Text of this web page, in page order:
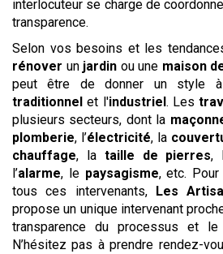
interlocuteur se charge de
transparence.
Selon vos besoins et les
rénover un jardin ou une maison
peut être de donner un style
traditionnel et l'industriel . Les
plusieurs secteurs, dont la
plomberie, l’électricité, la
chauffage, la taille de pierres,
l’alarme, le paysagisme, etc.
tous ces intervenants,
Les
propose un unique intervenant
transparence du processus et le
N’hésitez pas à prendre rendez-